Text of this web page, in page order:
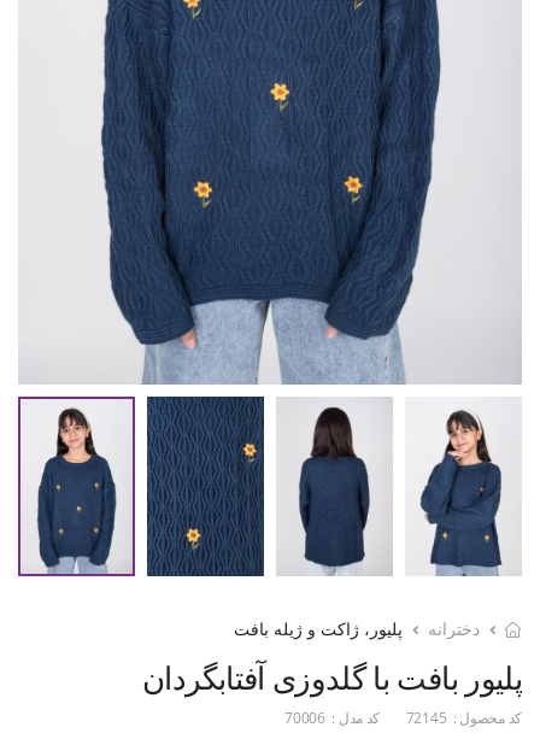
دخترانه پلیور، ژاکت و ژیله بافت
پلیور بافت با گلدوزی آفتابگردان
کد محصول : 72145 کد مدل : 70006